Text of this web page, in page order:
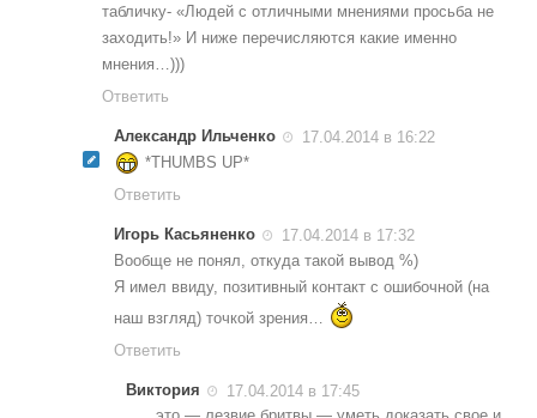
табличку- «Людей с отличными мнениями просьба не
заходить!» И ниже перечисляются какие именно
мнения…)))
Ответить
Александр Ильченко
17.04.2014 в 16:22
*THUMBS UP*
Ответить
Игорь Касьяненко
17.04.2014 в 17:32
Вообще не понял, откуда такой вывод %)
Я имел ввиду, позитивный контакт с ошибочной (на
наш взгляд) точкой зрения…
Ответить
Виктория
17.04.2014 в 17:45